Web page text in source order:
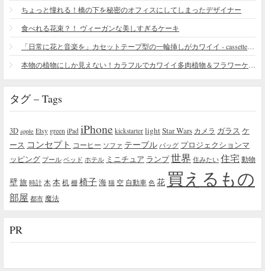
ちょっと憧れる！橋の下を秘密のオフィスにしてしまったデザイナー
食べれる花束？！ ヴィーガンな美しすぎるケーキ
タグ – Tags
3D apple Etsy green iPad iPhone kickstarter lightStar Wars カメラ ガラス ケ
ース コンセプト コーヒー ソファ テーブル バッグ プロジェクションマ
ッピング プール ベッド ホテル ミニチュア ランプ世界 住みたい 住宅 動物
壁旅 時計 木 本机 棚 椅子海 猫 空 自動車 色 花 買えるもの
部屋 都市 魔法
PR